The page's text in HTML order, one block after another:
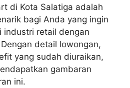
di Kota Salatiga adalah
bagi Anda yang ingin
industri retail dengan
detail lowongan,
yang sudah diuraikan,
gambaran
ini.